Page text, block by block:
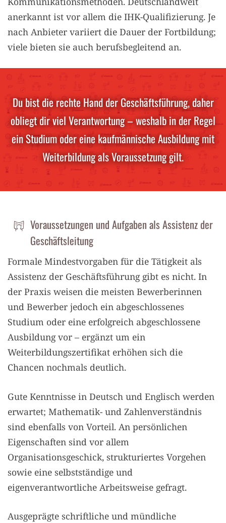
anerkannt ist vor allem die IHK-Qualifizierung. Je
nach Anbieter variiert die Dauer der Fortbildung;
viele bieten sie auch berufsbegleitend an.
Du bist die rechte Hand der Geschäftsführung, daher
obliegt dir viel Verantwortung – weshalb in der Regel
ein Studium oder eine kaufmännische Ausbildung mit
Weiterbildung als Voraussetzung gilt.
Voraussetzungen und Aufgaben als Assistenz der
Geschäftsleitung
Formale Mindestvorgaben für die Tätigkeit als
Assistenz der Geschäftsführung gibt es nicht. In
der Praxis weisen die meisten Bewerberinnen
und Bewerber jedoch ein abgeschlossenes
Studium oder eine erfolgreich abgeschlossene
Ausbildung vor – ergänzt um ein
Weiterbildungszertifikat erhöhen sich die
Chancen nochmals deutlich.
Gute Kenntnisse in Deutsch und Englisch werden
erwartet; Mathematik- und Zahlenverständnis
sind ebenfalls von Vorteil. An persönlichen
Eigenschaften sind vor allem
Organisationsgeschick, strukturiertes Vorgehen
sowie eine selbstständige und
eigenverantwortliche Arbeitsweise gefragt.
Ausgeprägte schriftliche und mündliche